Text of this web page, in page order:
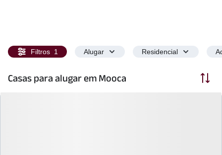
Filtros 1 Alugar Residencial
Casas para alugar em Mooca Ordenar